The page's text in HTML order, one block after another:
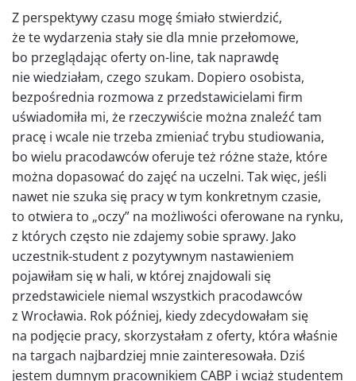
Z perspektywy czasu mogę śmiało stwierdzić,
że te wydarzenia stały sie dla mnie przełomowe,
bo przeglądając oferty on-line, tak naprawdę
nie wiedziałam, czego szukam. Dopiero osobista,
bezpośrednia rozmowa z przedstawicielami firm
uświadomiła mi, że rzeczywiście można znaleźć tam
pracę i wcale nie trzeba zmieniać trybu studiowania,
bo wielu pracodawców oferuje też różne staże, które
można dopasować do zajęć na uczelni. Tak więc, jeśli
nawet nie szuka się pracy w tym konkretnym czasie,
to otwiera to „oczy” na możliwości oferowane na rynku,
z których często nie zdajemy sobie sprawy. Jako
uczestnik-student z pozytywnym nastawieniem
pojawiłam się w hali, w której znajdowali się
przedstawiciele niemal wszystkich pracodawców
z Wrocławia. Rok później, kiedy zdecydowałam się
na podjęcie pracy, skorzystałam z oferty, która właśnie
na targach najbardziej mnie zainteresowała. Dziś
jestem dumnym pracownikiem CABP i wciąż studentem